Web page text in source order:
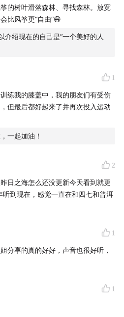
的树叶滑落森林、寻找森林。放宽
比风筝更“自由”😄
介绍现在的自己是“一个美好的人
1
练我的膝盖中，我的朋友们有受伤
但最后都好起来了并再次投入运动
一起加油！
2
日之海怎么还没更新今天看到就更
到现在，感觉一直在和四七和普洱
1
分享的真的好好，声音也很好听，
1